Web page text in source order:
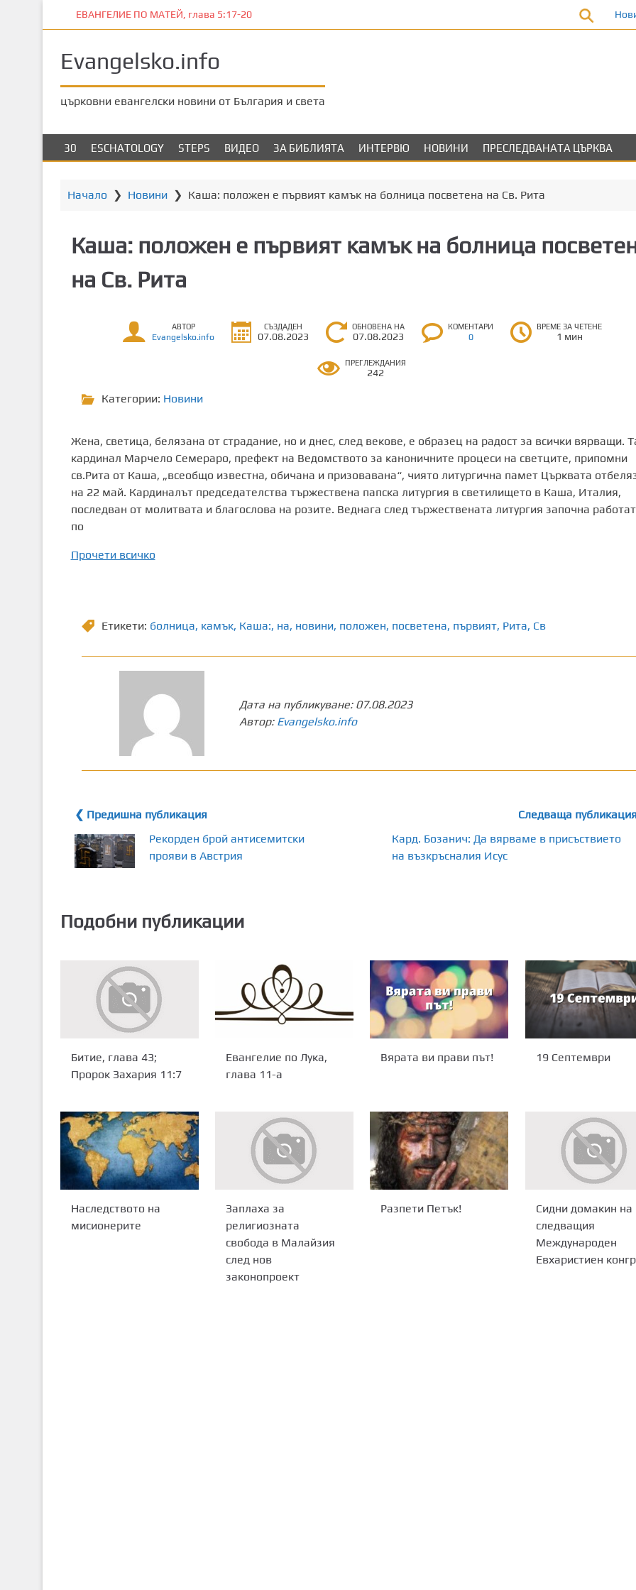
к
ЕВАНГЕЛИЕ ПО МАТЕЙ, глава 5:17-20
Evangelsko.info
църковни евангелски новини от България и света
30 ESCHATOLOGY STEPS ВИДЕО ЗА БИБЛИЯТА ИНТЕРВЮ НОВИНИ ПРЕСЛЕДВАНАТА ЦЪРКВА
Начало ❯ Новини❯ Каша: положен е първият камък на болница посветена на Св. Рита
Каша: положен е първият камък на болница
на Св. Рита
АВТОР
Evangelsko.info
СЪЗДАДЕН
07.08.2023
ОБНОВЕНА НА
07.08.2023
КОМЕНТАРИ
0
ВРЕМЕ ЗА ЧЕТЕНЕ
1 мин
ПРЕГЛЕЖДАНИЯ
242
Категории: Новини
Жена, светица, белязана от страдание, но и днес, след векове, е образец на радост за всички вярващи.
кардинал Марчело Семераро, префект на Ведомството за каноничните процеси на светците, припомни
св.Рита от Каша, „всеобщо известна, обичана и призовавана“, чиято литургична памет Църквата
на 22 май. Кардиналът председателства тържествена папска литургия в светилището в Каша, Италия,
последван от молитвата и благослова на розите. Веднага след тържествената литургия започна
по
Прочети всичко
Етикети: болница, камък, Каша:, на, новини, положен, посветена, първият, Рита, Св
Дата на публикуване: 07.08.2023
Автор: Evangelsko.info
❮ Предишна публикация
Рекорден брой антисемитски
прояви в Австрия
Следваща
Кард. Бозанич: Да вярваме в присъствието
на възкръсналия Исус
Подобни публикации
Битие, глава 43;
Пророк Захария 11:7
Евангелие по Лука,
глава 11-а
Вярата ви прави път! 19 Септември
Наследството на
мисионерите
Заплаха за
религиозната
свобода в Малайзия
след нов
законопроект
Разпети Петък!
Сидни домакин на
следващия
Международен
Евхаристиен